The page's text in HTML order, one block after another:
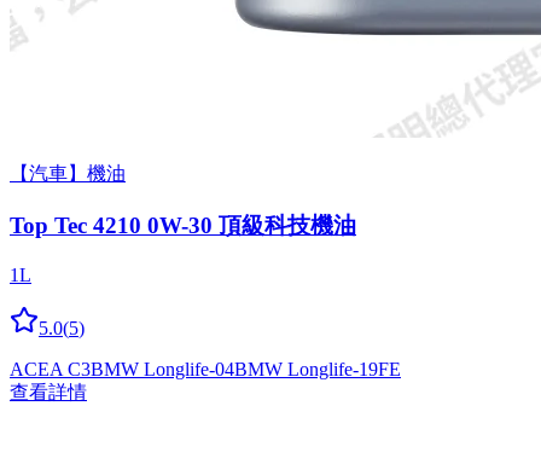
【汽車】機油
Top Tec 4210 0W-30 頂級科技機油
1L
5.0(5)
ACEA C3BMW Longlife-04BMW Longlife-19FE
查看詳情